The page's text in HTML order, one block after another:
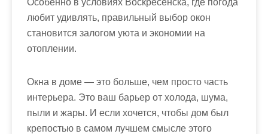
Особенно в условиях Воскресенска, где погода
любит удивлять, правильный выбор окон
становится залогом уюта и экономии на
отоплении.
Окна в доме — это больше, чем просто часть
интерьера. Это ваш барьер от холода, шума,
пыли и жары. И если хочется, чтобы дом был
крепостью в самом лучшем смысле этого